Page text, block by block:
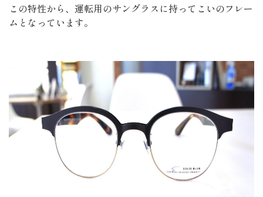
この特性から、運転用のサングラスに持ってこいのフレー
ムとなっています。